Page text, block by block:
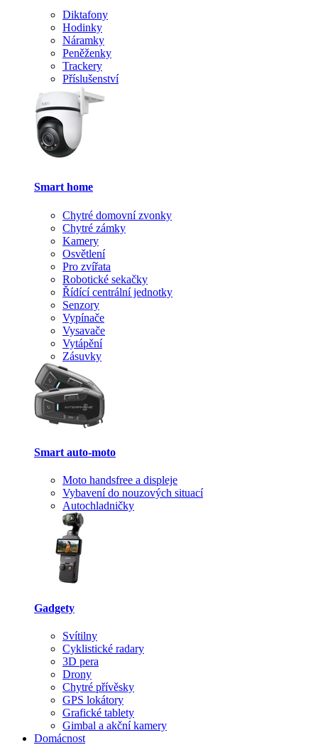
Diktafony
Hodinky
Náramky
Peněženky
Trackery
Příslušenství
Smart home
Chytré domovní zvonky
Chytré zámky
Kamery
Osvětlení
Pro zvířata
Robotické sekačky
Řídící centrální jednotky
Senzory
Vypínače
Vysavače
Vytápění
Zásuvky
Smart auto-moto
Moto handsfree a displeje
Vybavení do nouzových situací
Autochladničky
Gadgety
Svítilny
Cyklistické radary
3D pera
Drony
Chytré přívěsky
GPS lokátory
Grafické tablety
Gimbal a akční kamery
Domácnost